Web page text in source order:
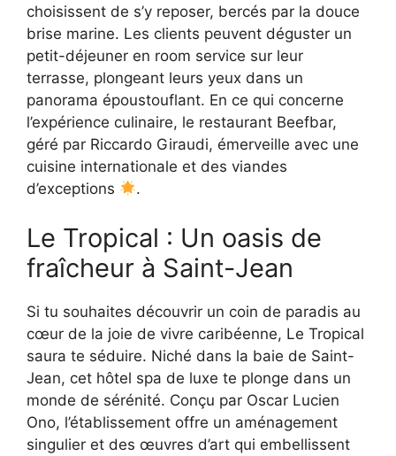
choisissent de s’y reposer, bercés par la douce
brise marine. Les clients peuvent déguster un
petit-déjeuner en room service sur leur
terrasse, plongeant leurs yeux dans un
panorama époustouflant. En ce qui concerne
l’expérience culinaire, le restaurant Beefbar,
géré par Riccardo Giraudi, émerveille avec une
cuisine internationale et des viandes
d’exceptions
.
Le Tropical : Un oasis de
fraîcheur à Saint-Jean
Si tu souhaites découvrir un coin de paradis au
cœur de la joie de vivre caribéenne, Le Tropical
saura te séduire. Niché dans la baie de Saint-
Jean, cet hôtel spa de luxe te plonge dans un
monde de sérénité. Conçu par Oscar Lucien
Ono, l’établissement offre un aménagement
singulier et des œuvres d’art qui embellissent